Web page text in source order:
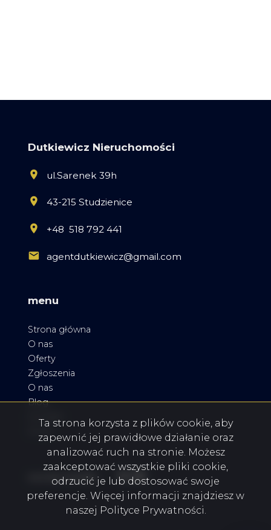
Dutkiewicz Nieruchomości
ul.Sarenek 39h
43-215 Studzienice
+48 518 792 441
agentdutkiewicz@gmail.com
menu
Strona główna
O nas
Oferty
Zgłoszenia
O nas
Blog
Kontakt
social media Facebook
Facebook
Facebook
Ta strona korzysta z plików cookie, aby
zapewnić jej prawidłowe działanie oraz
analizować ruch na stronie. Możesz
zaakceptować wszystkie pliki cookie,
odrzucić je lub dostosować swoje
preferencje. Więcej informacji znajdziesz w
naszej Polityce Prywatności.